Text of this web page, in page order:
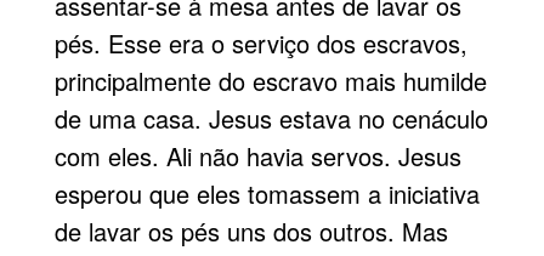
pés. Esse era o serviço dos escravos,
principalmente do escravo mais humilde
de uma casa. Jesus estava no cenáculo
com eles. Ali não havia servos. Jesus
esperou que eles tomassem a iniciativa
de lavar os pés uns dos outros. Mas